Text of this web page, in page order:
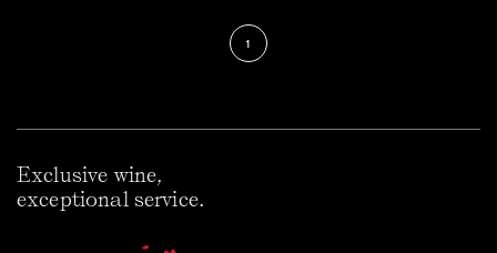
1
Exclusive wine,
exceptional service.